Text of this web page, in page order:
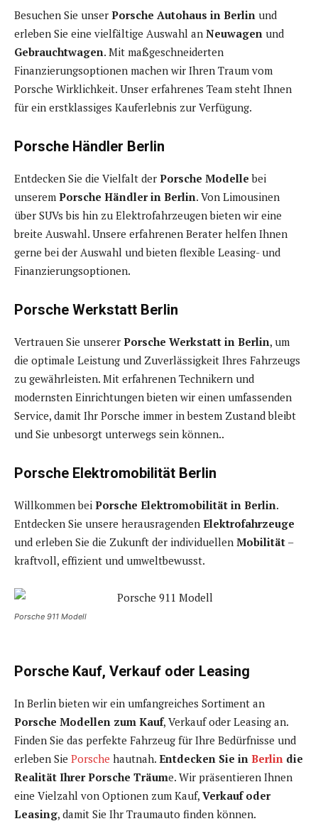
Besuchen Sie unser Porsche Autohaus in Berlin und
erleben Sie eine vielfältige Auswahl an Neuwagen und
Gebrauchtwagen. Mit maßgeschneiderten
Finanzierungsoptionen machen wir Ihren Traum vom
Porsche Wirklichkeit. Unser erfahrenes Team steht Ihnen
für ein erstklassiges Kauferlebnis zur Verfügung.
Porsche Händler Berlin
Entdecken Sie die Vielfalt der Porsche Modelle bei
unserem Porsche Händler in Berlin. Von Limousinen
über SUVs bis hin zu Elektrofahrzeugen bieten wir eine
breite Auswahl. Unsere erfahrenen Berater helfen Ihnen
gerne bei der Auswahl und bieten flexible Leasing- und
Finanzierungsoptionen.
Porsche Werkstatt Berlin
Vertrauen Sie unserer Porsche Werkstatt in Berlin, um
die optimale Leistung und Zuverlässigkeit Ihres Fahrzeugs
zu gewährleisten. Mit erfahrenen Technikern und
modernsten Einrichtungen bieten wir einen umfassenden
Service, damit Ihr Porsche immer in bestem Zustand bleibt
und Sie unbesorgt unterwegs sein können..
Porsche Elektromobilität Berlin
Willkommen bei Porsche Elektromobilität in Berlin.
Entdecken Sie unsere herausragenden Elektrofahrzeuge
und erleben Sie die Zukunft der individuellen Mobilität –
kraftvoll, effizient und umweltbewusst.
Porsche 911 Modell
Porsche Kauf, Verkauf oder Leasing
In Berlin bieten wir ein umfangreiches Sortiment an
Porsche Modellen zum Kauf, Verkauf oder Leasing an.
Finden Sie das perfekte Fahrzeug für Ihre Bedürfnisse und
erleben Sie Porsche hautnah. Entdecken Sie in Berlin die
Realität Ihrer Porsche Träume. Wir präsentieren Ihnen
eine Vielzahl von Optionen zum Kauf, Verkauf oder
Leasing, damit Sie Ihr Traumauto finden können.